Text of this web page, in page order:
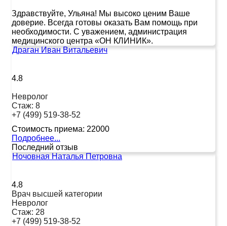
Здравствуйте, Ульяна! Мы высоко ценим Ваше
доверие. Всегда готовы оказать Вам помощь при
необходимости. С уважением, администрация
медицинского центра «ОН КЛИНИК».
Драган Иван Витальевич
4.8
Невролог
Стаж: 8
+7 (499) 519-38-52
Стоимость приема: 22000
Подробнее...
Последний отзыв
Ночовная Наталья Петровна
4.8
Врач высшей категории
Невролог
Стаж: 28
+7 (499) 519-38-52